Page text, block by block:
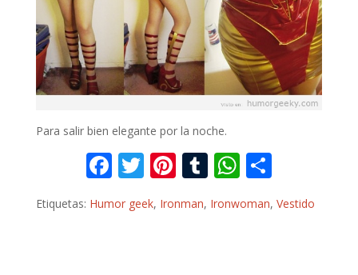
Para salir bien elegante por la noche.
F
e
T
w
itt
Pi
er
T
u
m
W
at
o
m
Etiquetas: Humor geek, Ironman, Ironwoman, Vestido